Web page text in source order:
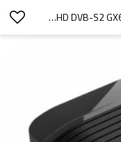
FULL HD DVB-S2 GX6605S FTA INTERNET SET TOP BOX